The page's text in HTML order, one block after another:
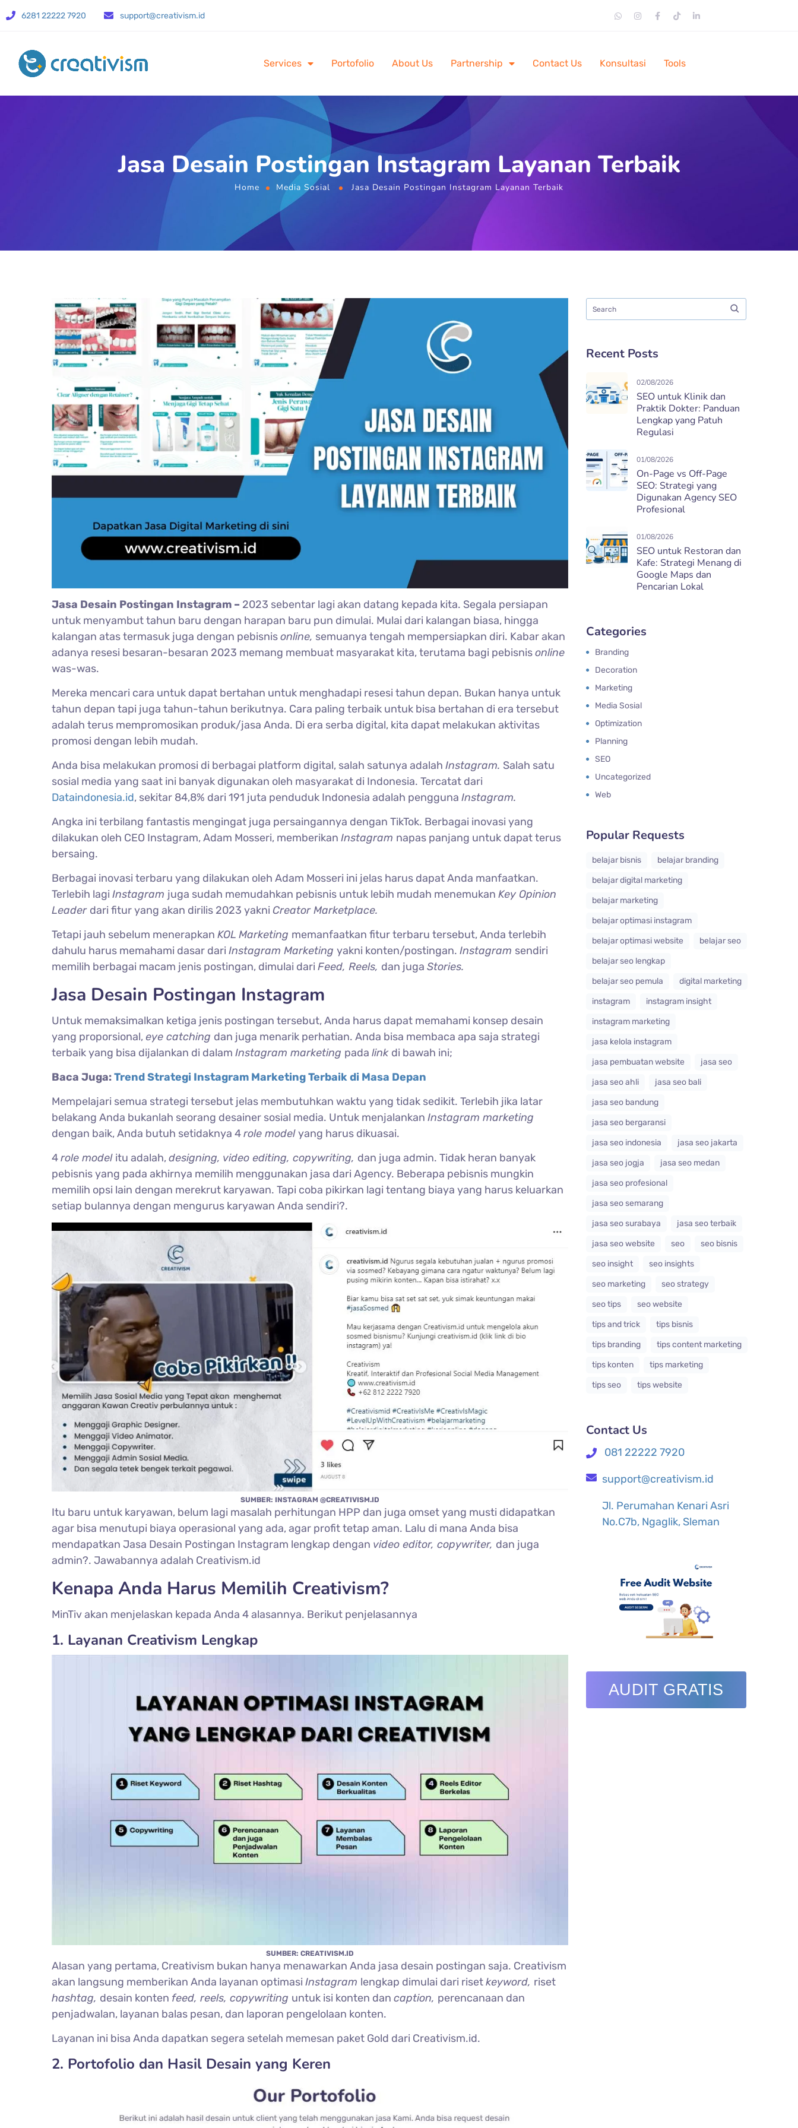
6281 22222 7920 support@creativism.id
Services Portofolio About Us Partnership Contact Us Konsultasi Tools
Jasa Desain Postingan Instagram Layanan Terbaik
Home Media Sosial Jasa Desain Postingan Instagram Layanan Terbaik
Jasa Desain Postingan Instagram – 2023 sebentar lagi akan datang kepada kita. Segala persiapan
untuk menyambut tahun baru dengan harapan baru pun dimulai. Mulai dari kalangan biasa, hingga
kalangan atas termasuk juga dengan pebisnisonline, semuanya tengah mempersiapkan diri. Kabar akan
adanya resesi besaran-besaran 2023 memang membuat masyarakat kita, terutama bagi pebisnisonline
was-was.
Mereka mencari cara untuk dapat bertahan untuk menghadapi resesi tahun depan. Bukan hanya untuk
tahun depan tapi juga tahun-tahun berikutnya. Cara paling terbaik untuk bisa bertahan di era tersebut
adalah terus mempromosikan produk/jasa Anda. Di era serba digital, kita dapat melakukan aktivitas
promosi dengan lebih mudah.
Anda bisa melakukan promosi di berbagai platform digital, salah satunya adalah Instagram. Salah satu
sosial media yang saat ini banyak digunakan oleh masyarakat di Indonesia. Tercatat dari
Dataindonesia.id, sekitar 84,8% dari 191 juta penduduk Indonesia adalah pengguna Instagram.
Angka ini terbilang fantastis mengingat juga persaingannya dengan TikTok. Berbagai inovasi yang
dilakukan oleh CEO Instagram, Adam Mosseri, memberikan Instagram napas panjang untuk dapat terus
bersaing.
Berbagai inovasi terbaru yang dilakukan oleh Adam Mosseri ini jelas harus dapat Anda manfaatkan.
Terlebih lagi Instagram juga sudah memudahkan pebisnis untuk lebih mudah menemukan Key Opinion
Leader dari fitur yang akan dirilis 2023 yakni Creator Marketplace.
Tetapi jauh sebelum menerapkan KOL Marketing memanfaatkan fitur terbaru tersebut, Anda terlebih
dahulu harus memahami dasar dari Instagram Marketing yakni konten/postingan. Instagram sendiri
memilih berbagai macam jenis postingan, dimulai dari Feed, Reels, dan juga Stories.
Jasa Desain Postingan Instagram
Untuk memaksimalkan ketiga jenis postingan tersebut, Anda harus dapat memahami konsep desain
yang proporsional, eye catching dan juga menarik perhatian. Anda bisa membaca apa saja strategi
terbaik yang bisa dijalankan di dalam Instagram marketing pada link di bawah ini;
Baca Juga:Trend Strategi Instagram Marketing Terbaik di Masa Depan
Mempelajari semua strategi tersebut jelas membutuhkan waktu yang tidak sedikit. Terlebih jika latar
belakang Anda bukanlah seorang desainer sosial media. Untuk menjalankan Instagram marketing
dengan baik, Anda butuh setidaknya 4role modelyang harus dikuasai.
4role model itu adalah,designing, video editing, copywriting, dan juga admin. Tidak heran banyak
pebisnis yang pada akhirnya memilih menggunakan jasa dari Agency. Beberapa pebisnis mungkin
memilih opsi lain dengan merekrut karyawan. Tapi coba pikirkan lagi tentang biaya yang harus keluarkan
setiap bulannya dengan mengurus karyawan Anda sendiri?.
SUMBER: INSTAGRAM @CREATIVISM.ID
Itu baru untuk karyawan, belum lagi masalah perhitungan HPP dan juga omset yang musti didapatkan
agar bisa menutupi biaya operasional yang ada, agar profit tetap aman. Lalu di mana Anda bisa
mendapatkan Jasa Desain Postingan Instagram lengkap dengan video editor, copywriter, dan juga
admin?. Jawabannya adalah Creativism.id
Kenapa Anda Harus Memilih Creativism?
MinTiv akan menjelaskan kepada Anda 4 alasannya. Berikut penjelasannya
1. Layanan Creativism Lengkap
SUMBER: CREATIVISM.ID
Alasan yang pertama, Creativism bukan hanya menawarkan Anda jasa desain postingan saja. Creativism
akan langsung memberikan Anda layanan optimasi Instagram lengkap dimulai dari risetkeyword, riset
hashtag, desain konten feed, reels, copywriting untuk isi konten dan caption, perencanaan dan
penjadwalan, layanan balas pesan, dan laporan pengelolaan konten.
Layanan ini bisa Anda dapatkan segera setelah memesan paket Gold dari Creativism.id.
2. Portofolio dan Hasil Desain yang Keren
Recent Posts
02/08/2026
SEO untuk Klinik dan
Praktik Dokter: Panduan
Lengkap yang Patuh
Regulasi
01/08/2026
On-Page vs Off-Page
SEO: Strategi yang
Digunakan Agency SEO
Profesional
01/08/2026
SEO untuk Restoran dan
Kafe: Strategi Menang di
Google Maps dan
Pencarian Lokal
Categories
Branding
Decoration
Marketing
Media Sosial
Optimization
Planning
SEO
Uncategorized
Web
Popular Requests
belajar bisnis
belajar branding
belajar digital marketing
belajar marketing
belajar optimasi instagram
belajar optimasi website
belajar seo
belajar seo lengkap
belajar seo pemula
digital marketing
instagram
instagram insight
instagram marketing
jasa kelola instagram
jasa pembuatan website
jasa seo
jasa seo ahli
jasa seo bali
jasa seo bandung
jasa seo bergaransi
jasa seo indonesia
jasa seo jakarta
jasa seo jogja
jasa seo medan
jasa seo profesional
jasa seo semarang
jasa seo surabaya
jasa seo terbaik
jasa seo website
seo
seo bisnis
seo insight
seo insights
seo marketing
seo strategy
seo tips
seo website
tips and trick
tips bisnis
tips branding
tips content marketing
tips konten
tips marketing
tips seo
tips website
Contact Us
081 22222 7920
support@creativism.id
Jl. Perumahan Kenari Asri
No.C7b, Ngaglik, Sleman
AUDIT GRATIS